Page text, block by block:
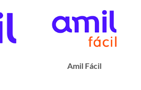
Amil Fácil